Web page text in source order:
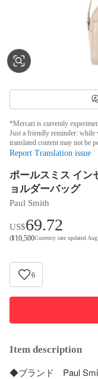
*Mercari is currently
Just a friendly reminder: while
translated content may not be
Report Translation issue
ポールスミス イン
ョルダーバッグ
Paul Smith
US$69.72
(¥10,500Currency rate updated
6
Item description
◆ブランド　Paul